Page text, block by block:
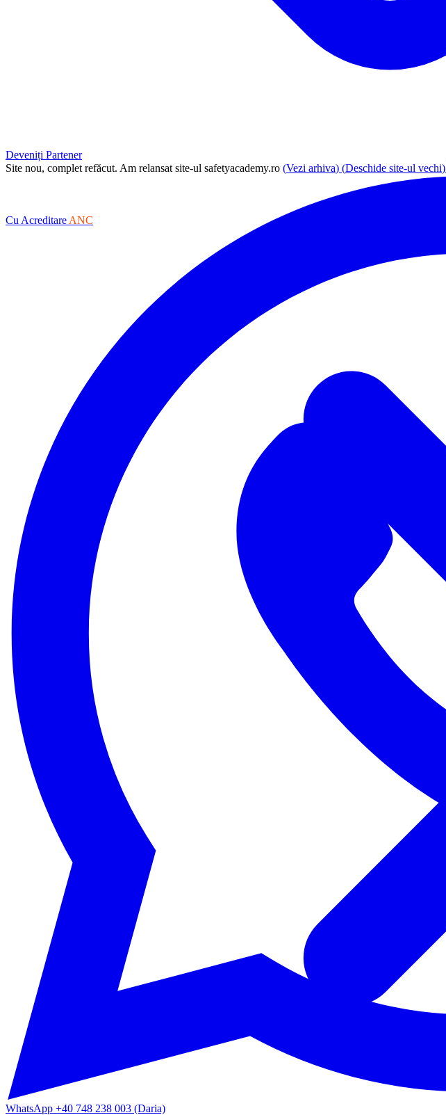
Deveniți Partener
Site nou, complet refăcut. Am relansat site-ul safetyacademy.ro (Vezi arhiva) (Deschide site-ul vechi)
WhatsApp +40 748 238 003 (Daria)
Cu Acreditare ANC